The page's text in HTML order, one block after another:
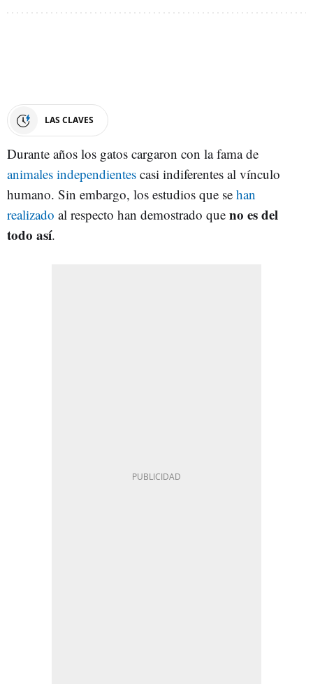
LAS CLAVES
Durante años los gatos cargaron con la fama de
animales independientes casi indiferentes al vínculo
humano. Sin embargo, los estudios que se han
realizado al respecto han demostrado que no es del
todo así.